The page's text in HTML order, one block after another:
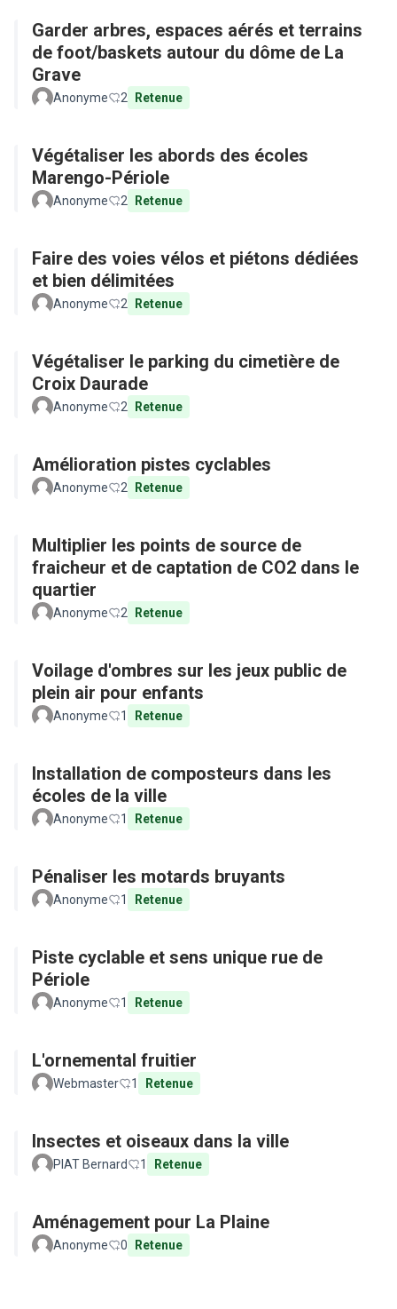
Garder arbres, espaces aérés et terrains
de foot/baskets autour du dôme de La
Grave
Anonyme 2 Retenue
Végétaliser les abords des écoles
Marengo-Périole
Anonyme 2 Retenue
Faire des voies vélos et piétons dédiées
et bien délimitées
Anonyme 2 Retenue
Végétaliser le parking du cimetière de
Croix Daurade
Anonyme 2 Retenue
Amélioration pistes cyclables
Anonyme 2 Retenue
Multiplier les points de source de
fraicheur et de captation de CO2 dans le
quartier
Anonyme 2 Retenue
Voilage d'ombres sur les jeux public de
plein air pour enfants
Anonyme 1 Retenue
Installation de composteurs dans les
écoles de la ville
Anonyme 1 Retenue
Pénaliser les motards bruyants
Anonyme 1 Retenue
Piste cyclable et sens unique rue de
Périole
Anonyme 1 Retenue
L'ornemental fruitier
Webmaster 1 Retenue
Insectes et oiseaux dans la ville
PIAT Bernard 1 Retenue
Aménagement pour La Plaine
Anonyme 0 Retenue